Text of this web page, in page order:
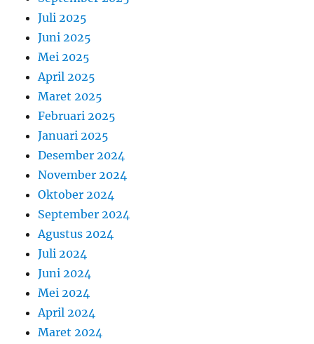
Juli 2025
Juni 2025
Mei 2025
April 2025
Maret 2025
Februari 2025
Januari 2025
Desember 2024
November 2024
Oktober 2024
September 2024
Agustus 2024
Juli 2024
Juni 2024
Mei 2024
April 2024
Maret 2024